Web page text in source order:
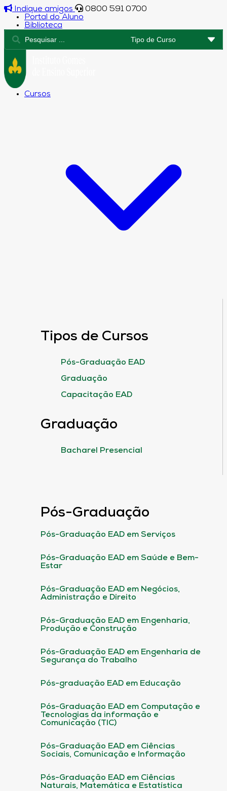
Indique amigos
0800 591 0700
Portal do Aluno
Biblioteca
Cursos
Tipos de Cursos
Pós-Graduação EAD
Graduação
Capacitação EAD
Graduação
Bacharel Presencial
Pós-Graduação
Pós-Graduação EAD em Serviços
Pós-Graduação EAD em Saúde e Bem-
Estar
Pós-Graduação EAD em Negócios,
Administração e Direito
Pós-Graduação EAD em Engenharia,
Produção e Construção
Pós-Graduação EAD em Engenharia de
Segurança do Trabalho
Pós-graduação EAD em Educação
Pós-Graduação EAD em Computação e
Tecnologias da informação e
Comunicação (TIC)
Pós-Graduação EAD em Ciências
Sociais, Comunicação e Informação
Pós-Graduação EAD em Ciências
Naturais, Matemática e Estatística